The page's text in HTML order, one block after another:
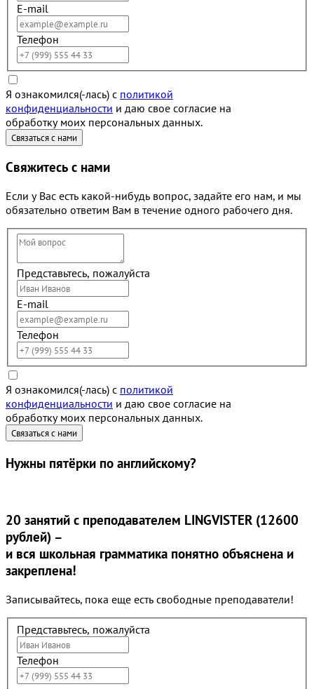
E-mail
Телефон
Я ознакомился(-лась) с политикой
конфиденциальности и даю свое согласие на
обработку моих персональных данных.
Свяжитесь с нами
Если у Вас есть какой-нибудь вопрос, задайте его нам, и мы
обязательно ответим Вам в течение одного рабочего дня.
Представьтесь, пожалуйста
E-mail
Телефон
Я ознакомился(-лась) с политикой
конфиденциальности и даю свое согласие на
обработку моих персональных данных.
Нужны пятёрки по английскому?
20 занятий с преподавателем LINGVISTER (12600
рублей) –
и вся школьная грамматика понятно объяснена и
закреплена!
Записывайтесь, пока еще есть свободные преподаватели!
Представьтесь, пожалуйста
Телефон